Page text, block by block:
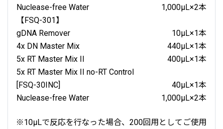
Nuclease-free Water
1,000μL×2本
【FSQ-301】
gDNA Remover
10μL×1本
4x DN Master Mix
440μL×1本
5x RT Master Mix II
400μL×1本
5x RT Master Mix II no-RT Control
[FSQ-30INC]
40μL×1本
Nuclease-free Water
1,000μL×2本
※10μLで反応を行なった場合、200回用としてご使用